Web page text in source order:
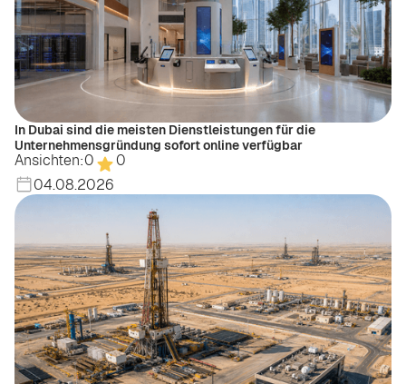
In Dubai sind die meisten Dienstleistungen für die
Unternehmensgründung sofort online verfügbar
Ansichten:0
0
04.08.2026